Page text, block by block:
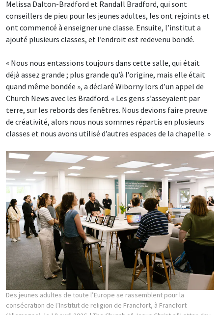
Melissa Dalton-Bradford et Randall Bradford, qui sont
conseillers de pieu pour les jeunes adultes, les ont rejoints et
ont commencé à enseigner une classe. Ensuite, l’institut a
ajouté plusieurs classes, et l’endroit est redevenu bondé.
« Nous nous entassions toujours dans cette salle, qui était
déjà assez grande ; plus grande qu’à l’origine, mais elle était
quand même bondée », a déclaré Wiborny lors d’un appel de
Church News avec les Bradford. « Les gens s’asseyaient par
terre, sur les rebords des fenêtres. Nous devions faire preuve
de créativité, alors nous nous sommes répartis en plusieurs
classes et nous avons utilisé d’autres espaces de la chapelle. »
Des jeunes adultes de toute l’Europe se rassemblent pour la
consécration de l’Institut de religion de Francfort, à Francfort